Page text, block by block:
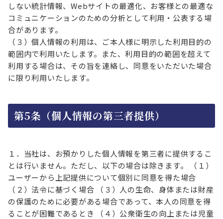
しない統計情報、Webサイトの最適化、お客様との最適な
コミュニケーションのための分析として利用・公表する場
合があります。
（３）個人情報の利用は、ご本人様に明示した利用目的の
範囲内で利用いたします。また、利用目的の範囲を超えて
利用する場合は、その旨を連絡し、同意をいただいた場合
に限り利用いたします。
第5条（個人情報の第三者提供）
１．当社は、お預かりした個人情報を第三者に提供するこ
とは行いません。ただし、以下の場合は除きます。 （１）
ユーザーから上記提供について個別に同意を得た場合
（２）法令に基づく場合 （３）人の生命、身体または財産
の保護のために必要がある場合であって、本人の同意を得
ることが困難であるとき （４）公衆衛生の向上または児童